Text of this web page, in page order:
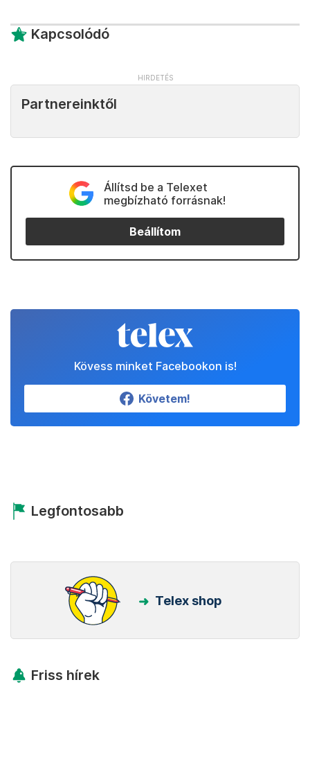
Kapcsolódó
Partnereinktől
Állítsd be a Telexet
megbízható forrásnak!
Beállítom
Kövess minket Facebookon is!
Követem!
Legfontosabb
Telex shop
Friss hírek